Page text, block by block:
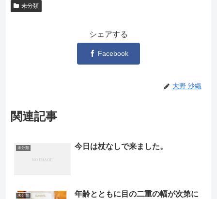
未分類
シェアする
Facebook
大野 沙織
関連記事
未分類 今日は杖なしで来ました。
未分類
年齢とともに目の二重の幅が次第に